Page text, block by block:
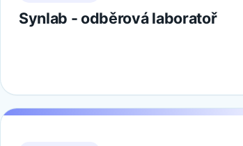
Synlab - odběrová laboratoř